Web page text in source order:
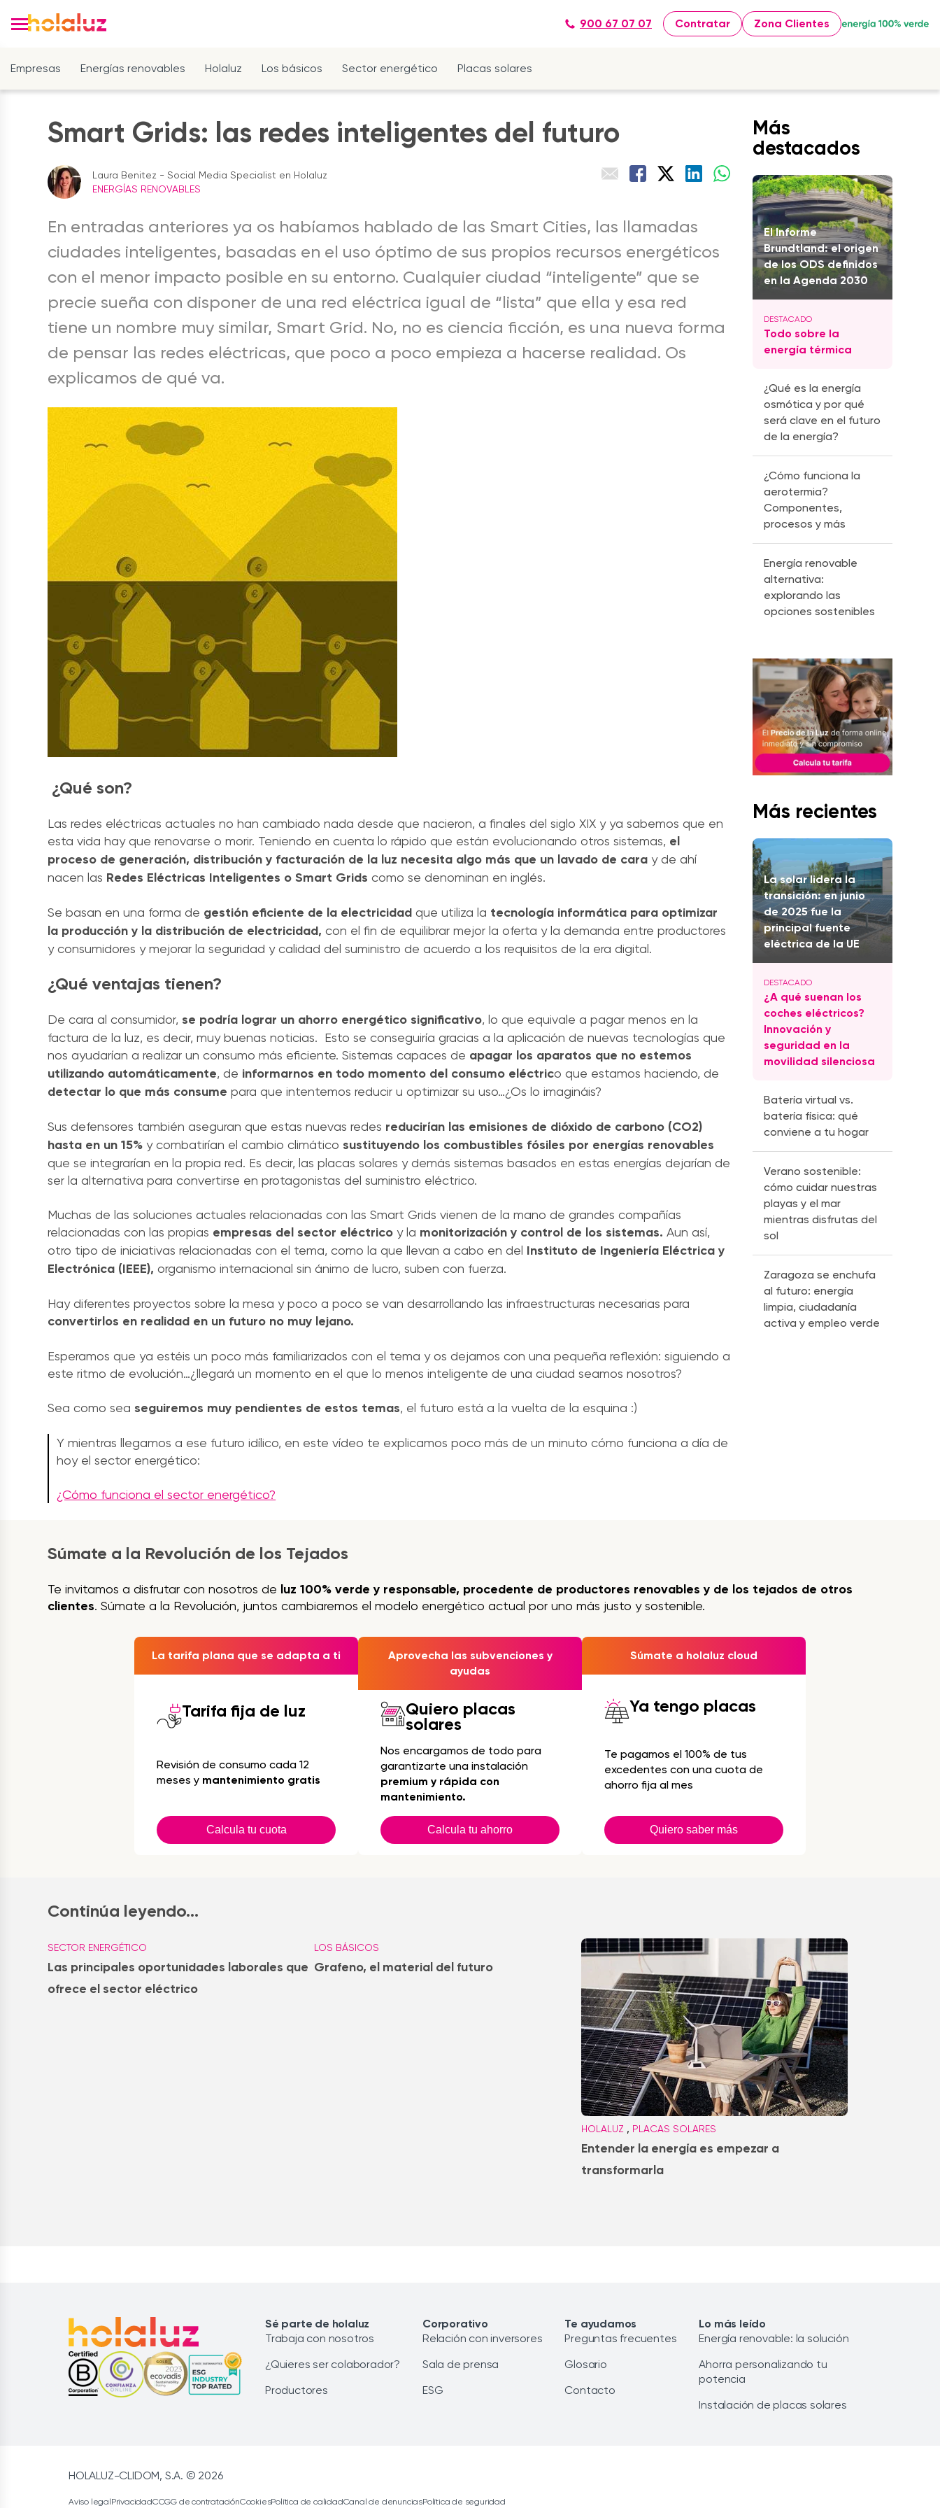
900 67 07 07 Contratar Zona Clientes
Empresas Energías renovables Holaluz Los básicos Sector energético Placas solares
Smart Grids: las redes inteligentes del futuro
Laura Benitez - Social Media Specialist en Holaluz
ENERGÍAS RENOVABLES
En entradas anteriores ya os habíamos hablado de las Smart Cities, las llamadas
ciudades inteligentes, basadas en el uso óptimo de sus propios recursos energéticos
con el menor impacto posible en su entorno. Cualquier ciudad “inteligente” que se
precie sueña con disponer de una red eléctrica igual de “lista” que ella y esa red
tiene un nombre muy similar, Smart Grid. No, no es ciencia ficción, es una nueva forma
de pensar las redes eléctricas, que poco a poco empieza a hacerse realidad. Os
explicamos de qué va.
¿Qué son?
Las redes eléctricas actuales no han cambiado nada desde que nacieron, a finales del siglo XIX y ya sabemos que en
esta vida hay que renovarse o morir. Teniendo en cuenta lo rápido que están evolucionando otros sistemas, el
proceso de generación, distribución y facturación de la luz necesita algo más que un lavado de cara y de ahí
nacen las Redes Eléctricas Inteligentes o Smart Grids como se denominan en inglés.
Se basan en una forma de gestión eficiente de la electricidad que utiliza la tecnología informática para optimizar
la producción y la distribución de electricidad, con el fin de equilibrar mejor la oferta y la demanda entre productores
y consumidores y mejorar la seguridad y calidad del suministro de acuerdo a los requisitos de la era digital.
¿Qué ventajas tienen?
De cara al consumidor, se podría lograr un ahorro energético significativo, lo que equivale a pagar menos en la
factura de la luz, es decir, muy buenas noticias. Esto se conseguiría gracias a la aplicación de nuevas tecnologías que
nos ayudarían a realizar un consumo más eficiente. Sistemas capaces de apagar los aparatos que no estemos
utilizando automáticamente, de informarnos en todo momento del consumo eléctrico que estamos haciendo, de
detectar lo que más consume para que intentemos reducir u optimizar su uso…¿Os lo imagináis?
Sus defensores también aseguran que estas nuevas redes reducirían las emisiones de dióxido de carbono (CO2)
hasta en un 15% y combatirían el cambio climático sustituyendo los combustibles fósiles por energías renovables
que se integrarían en la propia red. Es decir, las placas solares y demás sistemas basados en estas energías dejarían de
ser la alternativa para convertirse en protagonistas del suministro eléctrico.
Muchas de las soluciones actuales relacionadas con las Smart Grids vienen de la mano de grandes compañías
relacionadas con las propias empresas del sector eléctrico y la monitorización y control de los sistemas. Aun así,
otro tipo de iniciativas relacionadas con el tema, como la que llevan a cabo en del Instituto de Ingeniería Eléctrica y
Electrónica (IEEE), organismo internacional sin ánimo de lucro, suben con fuerza.
Hay diferentes proyectos sobre la mesa y poco a poco se van desarrollando las infraestructuras necesarias para
convertirlos en realidad en un futuro no muy lejano.
Esperamos que ya estéis un poco más familiarizados con el tema y os dejamos con una pequeña reflexión: siguiendo a
este ritmo de evolución…¿llegará un momento en el que lo menos inteligente de una ciudad seamos nosotros?
Sea como sea seguiremos muy pendientes de estos temas, el futuro está a la vuelta de la esquina :)
Y mientras llegamos a ese futuro idílico, en este vídeo te explicamos poco más de un minuto cómo funciona a día de
hoy el sector energético:
¿Cómo funciona el sector energético?
Más
destacados
El Informe
Brundtland: el origen
de los ODS definidos
en la Agenda 2030
Todo sobre la
energía térmica
¿Qué es la energía
osmótica y por qué
será clave en el futuro
de la energía?
¿Cómo funciona la
aerotermia?
Componentes,
procesos y más
Energía renovable
alternativa:
explorando las
opciones sostenibles
Más recientes
La solar lidera la
transición: en junio
de 2025 fue la
principal fuente
eléctrica de la UE
¿A qué suenan los
coches eléctricos?
Innovación y
seguridad en la
movilidad silenciosa
Batería virtual vs.
batería física: qué
conviene a tu hogar
Verano sostenible:
cómo cuidar nuestras
playas y el mar
mientras disfrutas del
sol
Zaragoza se enchufa
al futuro: energía
limpia, ciudadanía
activa y empleo verde
Súmate a la Revolución de los Tejados
Te invitamos a disfrutar con nosotros de luz 100% verde y responsable, procedente de productores renovables y de los tejados de otros
clientes. Súmate a la Revolución, juntos cambiaremos el modelo energético actual por uno más justo y sostenible.
La tarifa plana que se adapta a ti
Tarifa fija de luz
Revisión de consumo cada 12
meses y mantenimiento gratis
Calcula tu cuota
Aprovecha las subvenciones y
ayudas
Quiero placas
solares
Nos encargamos de todo para
garantizarte una instalación
premium y rápida con
mantenimiento.
Calcula tu ahorro
Súmate a holaluz cloud
Ya tengo placas
Te pagamos el 100% de tus
excedentes con una cuota de
ahorro fija al mes
Quiero saber más
Continúa leyendo...
SECTOR ENERGÉTICO
Las principales oportunidades laborales que
ofrece el sector eléctrico
LOS BÁSICOS
Grafeno, el material del futuro
HOLALUZ , PLACAS SOLARES
Entender la energía es empezar a
transformarla
Sé parte de holaluz
Trabaja con nosotros
¿Quieres ser colaborador?
Productores
Corporativo
Relación con inversores
Sala de prensa
ESG
Te ayudamos
Preguntas frecuentes
Glosario
Contacto
Lo más leído
Energía renovable: la solución
Ahorra personalizando tu
potencia
Instalación de placas solares
HOLALUZ-CLIDOM, S.A. © 2026
Aviso legalPrivacidadCCGG de contrataciónCookiesPolítica de calidadCanal de denunciasPolítica de seguridad